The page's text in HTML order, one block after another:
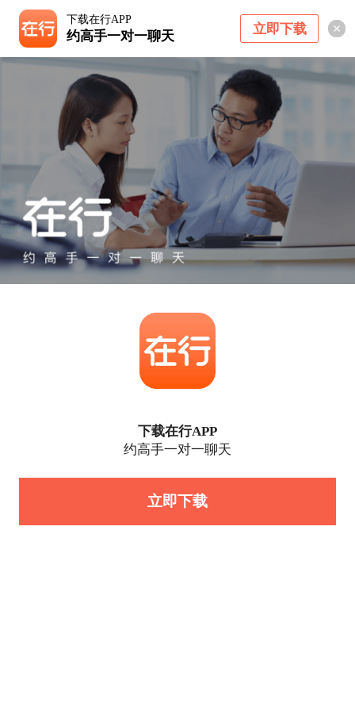
下载在行APP
约高手一对一聊天 立即下载
下载在行APP
约高手一对一聊天
立即下载